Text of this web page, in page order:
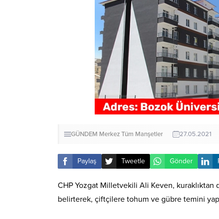
GÜNDEM MerkezTüm Manşetler 27.05.2021
Paylaş Tweetle Gönder
CHP Yozgat Milletvekili Ali Keven, kuraklıktan
belirterek, çiftçilere tohum ve gübre temini